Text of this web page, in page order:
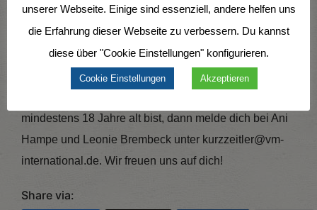
Kannst du dir selbst auch einen Kurzeinsatz
vorstellen?Möchtest du dich gerne für mindestens 3
mindestens 18 Jahre alt bist, dann melde dich bei Ani
Hampe und Leonie Brembeck unter kurzzeitler@vm-
international.de. Wir freuen uns auf dich!
Share via:
unserer Webseite. Einige sind essenziell, andere helfen uns
die Erfahrung dieser Webseite zu verbessern. Du kannst
diese über "Cookie Einstellungen" konfigurieren.
Cookie Einstellungen Akzeptieren